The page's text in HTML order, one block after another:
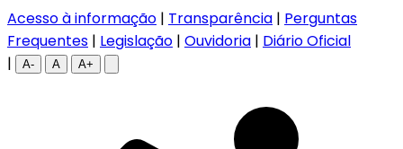
Acesso à informação | Transparência | Perguntas
Frequentes | Legislação | Ouvidoria | Diário Oficial
|
A- A A+